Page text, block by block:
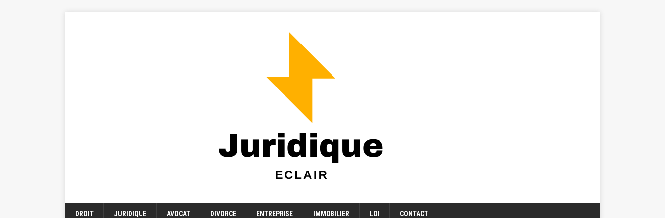
DROIT JURIDIQUE AVOCAT DIVORCE ENTREPRISE IMMOBILIER LOI CONTACT